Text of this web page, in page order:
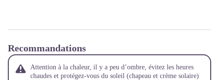
Recommandations
Attention à la chaleur, il y a peu d’ombre, évitez les heures
chaudes et protégez-vous du soleil (chapeau et crème solaire)